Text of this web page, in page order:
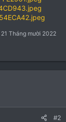
21 Tháng mười 2022
#2